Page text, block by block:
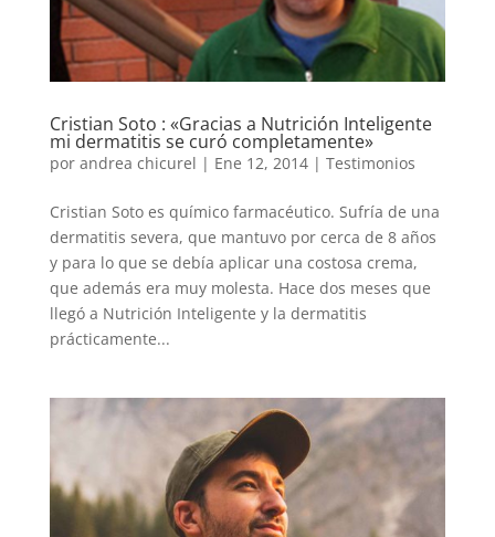
Cristian Soto : «Gracias a Nutrición Inteligente
mi dermatitis se curó completamente»
por andrea chicurel | Ene 12, 2014| Testimonios
Cristian Soto es químico farmacéutico. Sufría de una
dermatitis severa, que mantuvo por cerca de 8 años
y para lo que se debía aplicar una costosa crema,
que además era muy molesta. Hace dos meses que
llegó a Nutrición Inteligente y la dermatitis
prácticamente...